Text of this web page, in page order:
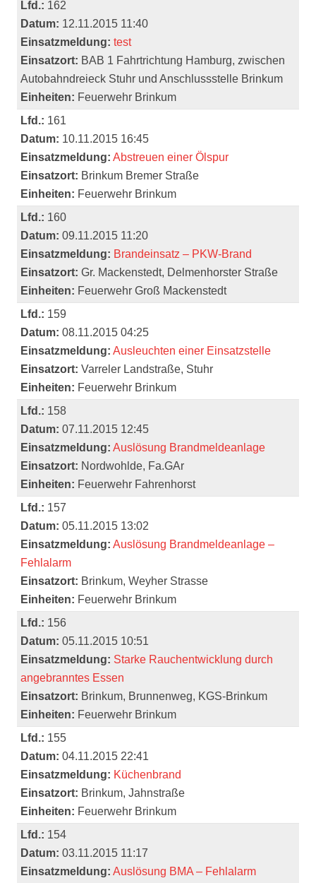
Lfd.: 162
Datum: 12.11.2015 11:40
Einsatzmeldung: test
Einsatzort: BAB 1 Fahrtrichtung Hamburg, zwischen
Autobahndreieck Stuhr und Anschlussstelle Brinkum
Einheiten: Feuerwehr Brinkum
Lfd.: 161
Datum: 10.11.2015 16:45
Einsatzmeldung: Abstreuen einer Ölspur
Einsatzort: Brinkum Bremer Straße
Einheiten: Feuerwehr Brinkum
Lfd.: 160
Datum: 09.11.2015 11:20
Einsatzmeldung: Brandeinsatz – PKW-Brand
Einsatzort: Gr. Mackenstedt, Delmenhorster Straße
Einheiten: Feuerwehr Groß Mackenstedt
Lfd.: 159
Datum: 08.11.2015 04:25
Einsatzmeldung: Ausleuchten einer Einsatzstelle
Einsatzort: Varreler Landstraße, Stuhr
Einheiten: Feuerwehr Brinkum
Lfd.: 158
Datum: 07.11.2015 12:45
Einsatzmeldung: Auslösung Brandmeldeanlage
Einsatzort: Nordwohlde, Fa.GAr
Einheiten: Feuerwehr Fahrenhorst
Lfd.: 157
Datum: 05.11.2015 13:02
Einsatzmeldung: Auslösung Brandmeldeanlage –
Fehlalarm
Einsatzort: Brinkum, Weyher Strasse
Einheiten: Feuerwehr Brinkum
Lfd.: 156
Datum: 05.11.2015 10:51
Einsatzmeldung: Starke Rauchentwicklung durch
angebranntes Essen
Einsatzort: Brinkum, Brunnenweg, KGS-Brinkum
Einheiten: Feuerwehr Brinkum
Lfd.: 155
Datum: 04.11.2015 22:41
Einsatzmeldung: Küchenbrand
Einsatzort: Brinkum, Jahnstraße
Einheiten: Feuerwehr Brinkum
Lfd.: 154
Datum: 03.11.2015 11:17
Einsatzmeldung: Auslösung BMA – Fehlalarm